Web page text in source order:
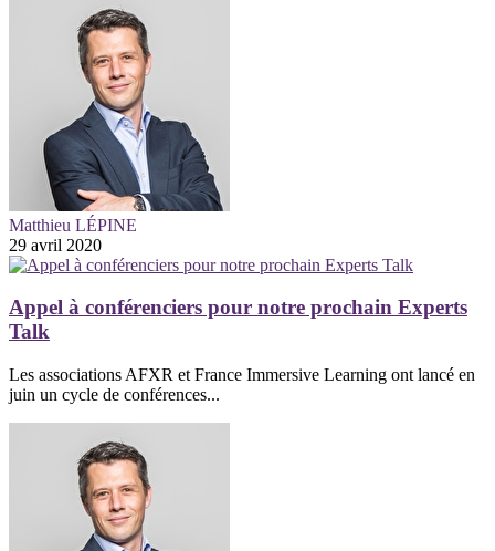
Matthieu LÉPINE
29 avril 2020
Appel à conférenciers pour notre prochain Experts
Talk
Les associations AFXR et France Immersive Learning ont lancé en
juin un cycle de conférences...